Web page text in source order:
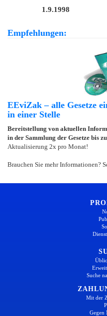
1.9.1998
Empfehlungen:
EEviZak – alle Gesetze
in einer Stelle
Bereitstellung von aktuellen
in der Sammlung der Gesetze bis
Aktualisierung 2x pro Monat!
Brauchen Sie mehr Informationen?
Suche
Mit der
Gegen